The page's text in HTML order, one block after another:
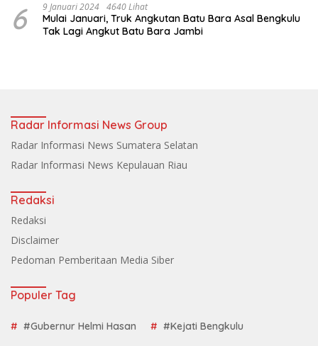
6 9 Januari 2024 4640 Lihat
Mulai Januari, Truk Angkutan Batu Bara Asal Bengkulu
Tak Lagi Angkut Batu Bara Jambi
Radar Informasi News Group
Radar Informasi News Sumatera Selatan
Radar Informasi News Kepulauan Riau
Redaksi
Redaksi
Disclaimer
Pedoman Pemberitaan Media Siber
Populer Tag
#Gubernur Helmi Hasan #Kejati Bengkulu